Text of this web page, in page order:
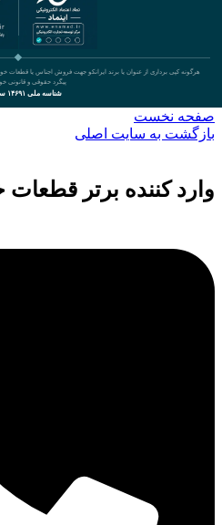
هرگونه کپی برداری از عنوان یا برند ایرانکو جهت فروش اجناس یا قطعات
پیگرد حقوقی و قانونی
شناسه ملی ۱۴۶۹۱ سال ۱۴۰۵
صفحه نخست
بازگشت به سایت اصلی
وارد کننده برتر قطعات